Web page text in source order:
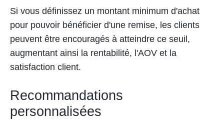
Si vous définissez un montant minimum d'achat
pour pouvoir bénéficier d'une remise, les clients
peuvent être encouragés à atteindre ce seuil,
augmentant ainsi la rentabilité, l'AOV et la
satisfaction client.
Recommandations
personnalisées